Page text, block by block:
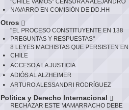
"CHILE VAMOS" CENSURA A ALEJANDRO
NAVARRO EN COMISIÓN DE DD.HH
Otros
"EL PROCESO CONSTITUYENTE EN 138
PREGUNTAS Y RESPUESTAS"
8 LEYES MACHISTAS QUE PERSISTEN EN
CHILE
ACCESO A LA JUSTICIA
ADIÓS AL ALZHEIMER
ARTURO ALESSANDRI RODRÍGUEZ
Política y Derecho Internacional
RECHAZAR ESTE MAMARRACHO DEBE